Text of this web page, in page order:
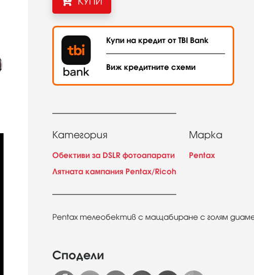
Купи на кредит от TBI Bank
Виж кредитните схеми
Категория
Обективи за DSLR фотоапарати
Лятната кампания Pentax/Ricoh
Марка
Pentax
Pentax телеобектив с мащабиране с голям
Сподели